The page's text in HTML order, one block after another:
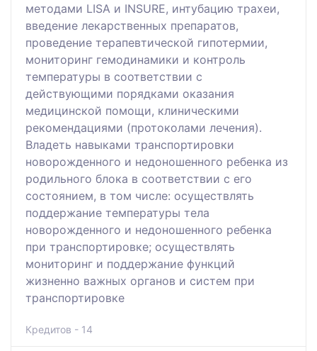
методами LISA и INSURE, интубацию трахеи,
введение лекарственных препаратов,
проведение терапевтической гипотермии,
мониторинг гемодинамики и контроль
температуры в соответствии с
действующими порядками оказания
медицинской помощи, клиническими
рекомендациями (протоколами лечения).
Владеть навыками транспортировки
новорожденного и недоношенного ребенка из
родильного блока в соответствии с его
состоянием, в том числе: осуществлять
поддержание температуры тела
новорожденного и недоношенного ребенка
при транспортировке; осуществлять
мониторинг и поддержание функций
жизненно важных органов и систем при
транспортировке
Кредитов - 14